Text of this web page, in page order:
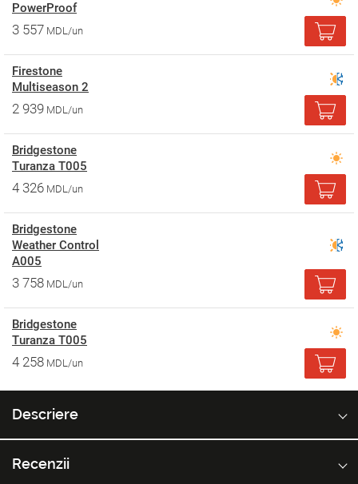
PowerProof
3 557 MDL/un
Firestone
Multiseason 2
2 939 MDL/un
Bridgestone
Turanza T005
4 326 MDL/un
Bridgestone
Weather Control
A005
3 758 MDL/un
Bridgestone
Turanza T005
4 258 MDL/un
Descriere
Recenzii